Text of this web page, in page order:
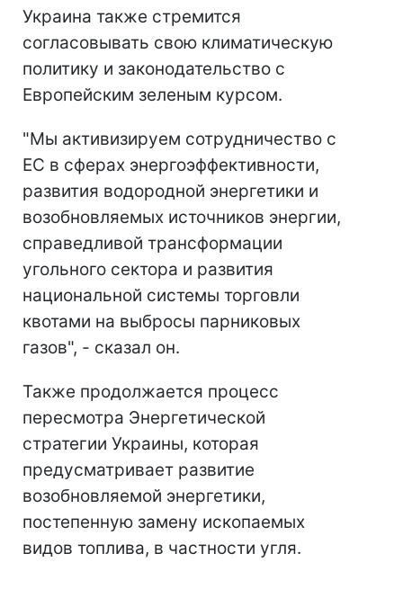
Украина также стремится
согласовывать свою климатическую
политику и законодательство с
Европейским зеленым курсом.
"Мы активизируем сотрудничество с
ЕС в сферах энергоэффективности,
развития водородной энергетики и
возобновляемых источников энергии,
справедливой трансформации
угольного сектора и развития
национальной системы торговли
квотами на выбросы парниковых
газов", - сказал он.
Также продолжается процесс
пересмотра Энергетической
стратегии Украины, которая
предусматривает развитие
возобновляемой энергетики,
постепенную замену ископаемых
видов топлива, в частности угля.